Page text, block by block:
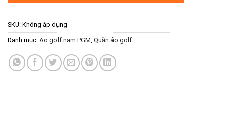
SKU: Không áp dụng
Danh mục: Áo golf nam PGM, Quần áo golf